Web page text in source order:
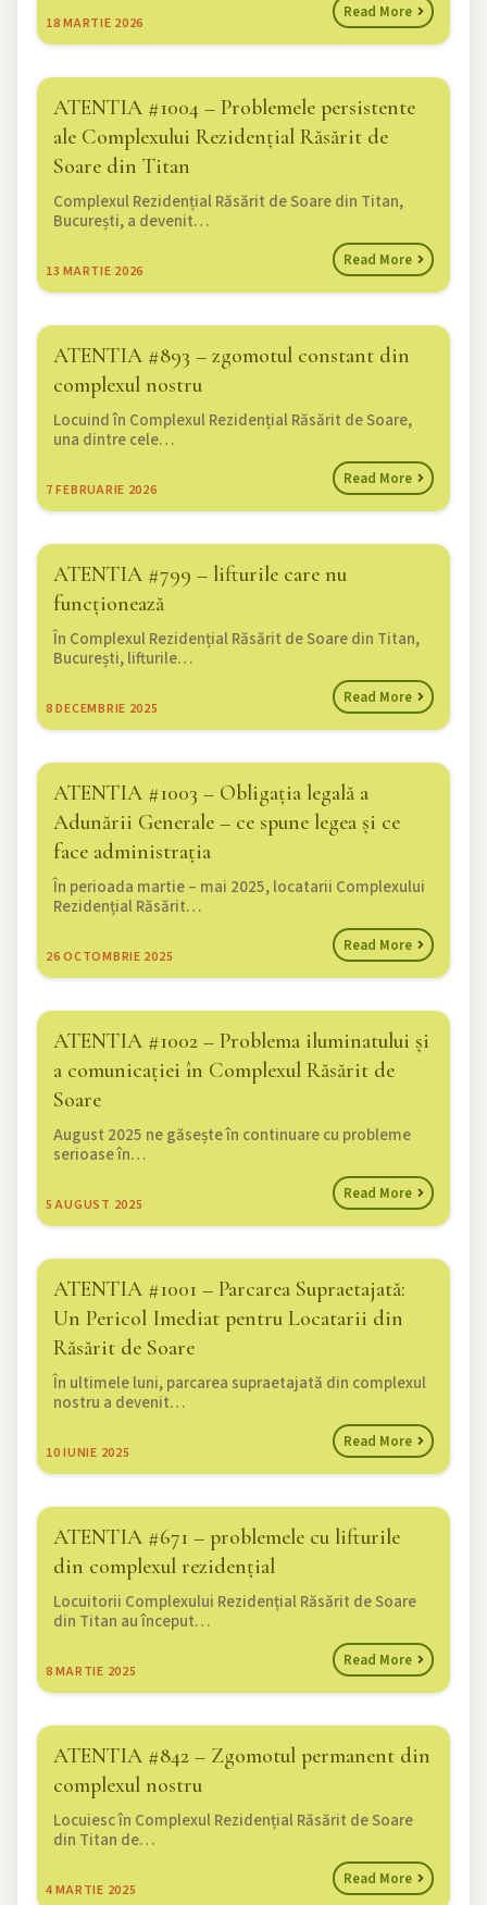
18MARTIE 2026
Read More
ATENTIA #1004 – Problemele persistente
ale Complexului Rezidențial Răsărit de
Soare din Titan
13 MARTIE 2026
Complexul Rezidențial Răsărit de Soare din Titan,
București, a devenit…
Read More
ATENTIA #893 – zgomotul constant din
complexul nostru
7 FEBRUARIE 2026
Locuind în Complexul Rezidențial Răsărit de Soare,
una dintre cele…
Read More
ATENTIA #799 – lifturile care nu
funcționează
8 DECEMBRIE 2025
În Complexul Rezidențial Răsărit de Soare din Titan,
București, lifturile…
Read More
ATENTIA #1003 – Obligația legală a
Adunării Generale – ce spune legea și ce
face administrația
26OCTOMBRIE 2025
În perioada martie – mai 2025, locatarii Complexului
Rezidențial Răsărit…
Read More
ATENTIA #1002 – Problema iluminatului și
a comunicației în Complexul Răsărit de
Soare
5 AUGUST 2025
August 2025 ne găsește în continuare cu probleme
serioase în…
Read More
ATENTIA #1001 – Parcarea Supraetajată:
Un Pericol Imediat pentru Locatarii din
Răsărit de Soare
10IUNIE 2025
În ultimele luni, parcarea supraetajată din complexul
nostru a devenit…
Read More
ATENTIA #671 – problemele cu lifturile
din complexul rezidențial
8 MARTIE 2025
Locuitorii Complexului Rezidențial Răsărit de Soare
din Titan au început…
Read More
ATENTIA #842 – Zgomotul permanent din
complexul nostru
4 MARTIE 2025
Locuiesc în Complexul Rezidențial Răsărit de Soare
din Titan de…
Read More